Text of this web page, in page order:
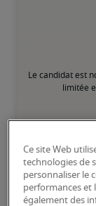
Le candidat est
limitée
Le candidat
Ce site Web
technologies de
personnaliser le
performances et
également des